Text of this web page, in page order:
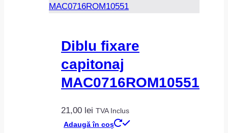
Diblu fixare
capitonaj
MAC0716ROM10551
21,00 lei TVA Inclus
Adaugă în coș